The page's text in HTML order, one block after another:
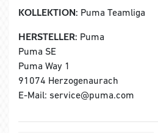
KOLLEKTION: Puma Teamliga
HERSTELLER: Puma
Puma SE
Puma Way 1
91074 Herzogenaurach
E-Mail: service@puma.com